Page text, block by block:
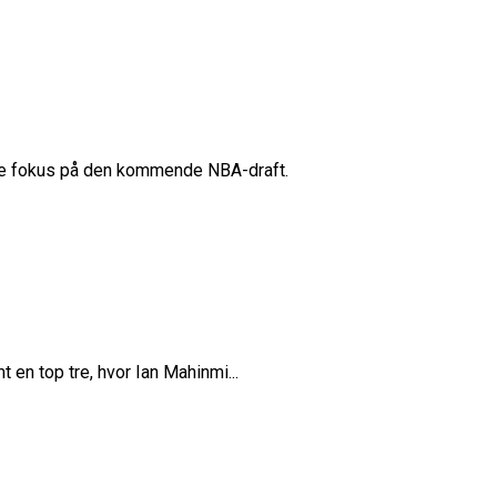
Mål Er At Vinde Turneringen”
Sommerpå den kommende NBA-draft.
top tre, hvor Ian Mahinmi...